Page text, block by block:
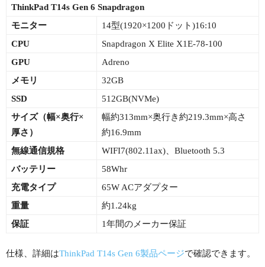
ThinkPad T14s Gen 6 Snapdragon
モニター
14型(1920×1200ドット)16:10
CPU
Snapdragon X Elite X1E-78-100
GPU
Adreno
メモリ
32GB
SSD
512GB(NVMe)
サイズ（幅×奥行×
厚さ）
幅約313mm×奥行き約219.3mm×高さ
約16.9mm
無線通信規格
WIFI7(802.11ax)、Bluetooth 5.3
バッテリー
58Whr
充電タイプ
65W ACアダプター
重量
約1.24kg
保証
1年間のメーカー保証
仕様、詳細はThinkPad T14s Gen 6製品ページで確認できます。